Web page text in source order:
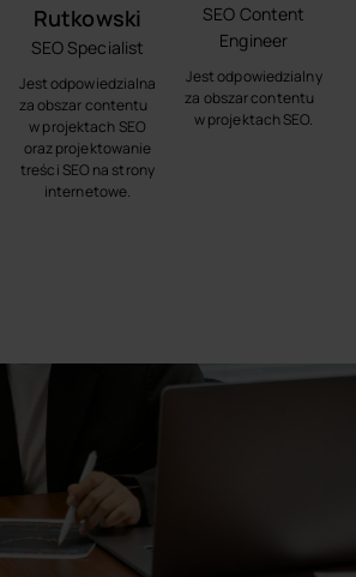
Rutkowski
SEO Specialist
Jest odpowiedzialna
za obszar contentu
w projektach SEO
oraz projektowanie
treści SEO na strony
internetowe.
SEO Content
Engineer
Jest odpowiedzialny
za obszar contentu
w projektach SEO.